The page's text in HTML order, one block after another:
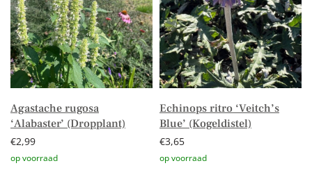
Agastache rugosa
‘Alabaster’ (Dropplant)
€2,99
Echinops ritro ‘Veitch’s
Blue’ (Kogeldistel)
€3,65